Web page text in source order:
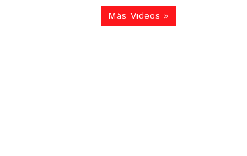
Más Videos »